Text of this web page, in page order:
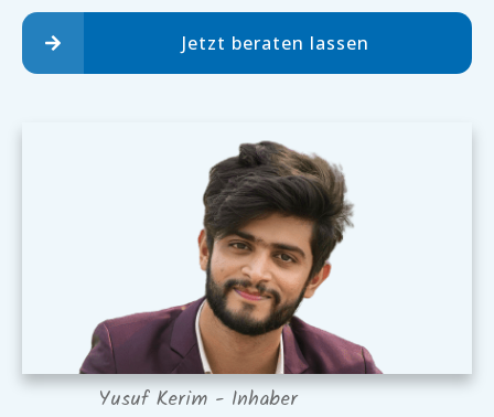
Jetzt beraten lassen
Yusuf Kerim - Inhaber